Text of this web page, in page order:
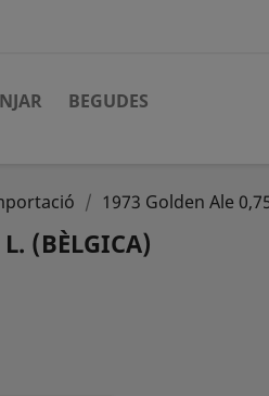
BEGUDES
1973 Golden Ale
(BÈLGICA)